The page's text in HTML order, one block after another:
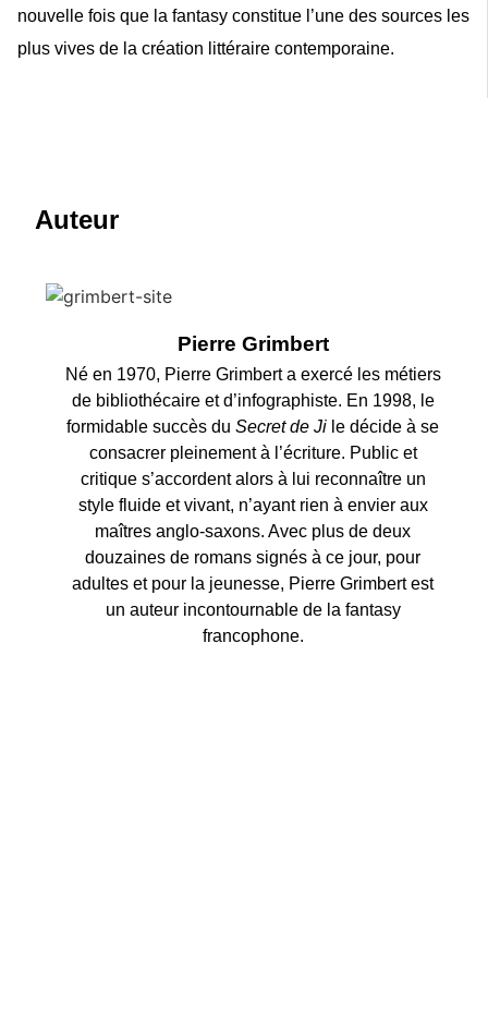
nouvelle fois que la fantasy constitue l’une des sources les
plus vives de la création littéraire contemporaine.
Auteur
Pierre Grimbert
Né en 1970, Pierre Grimbert a exercé les métiers
de bibliothécaire et d’infographiste. En 1998, le
formidable succès du Secret de Ji le décide à se
consacrer pleinement à l’écriture. Public et
critique s’accordent alors à lui reconnaître un
style fluide et vivant, n’ayant rien à envier aux
maîtres anglo-saxons. Avec plus de deux
douzaines de romans signés à ce jour, pour
adultes et pour la jeunesse, Pierre Grimbert est
un auteur incontournable de la fantasy
francophone.